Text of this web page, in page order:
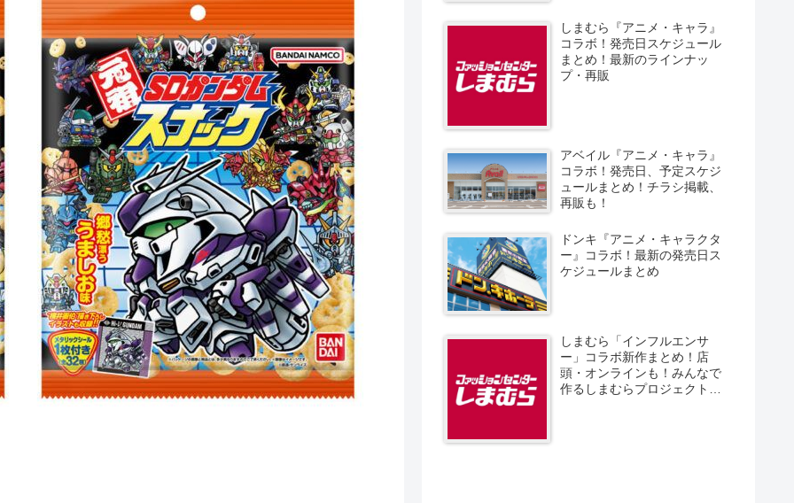
しまむら『アニメ・キャラ』
コラボ！発売日スケジュール
まとめ！最新のラインナッ
プ・再販
アベイル『アニメ・キャラ』
コラボ！発売日、予定スケジ
ュールまとめ！チラシ掲載、
再販も！
ドンキ『アニメ・キャラクタ
ー』コラボ！最新の発売日ス
ケジュールまとめ
しまむら「インフルエンサ
ー」コラボ新作まとめ！店
頭・オンラインも！みんなで
作るしまむらプロジェクト！